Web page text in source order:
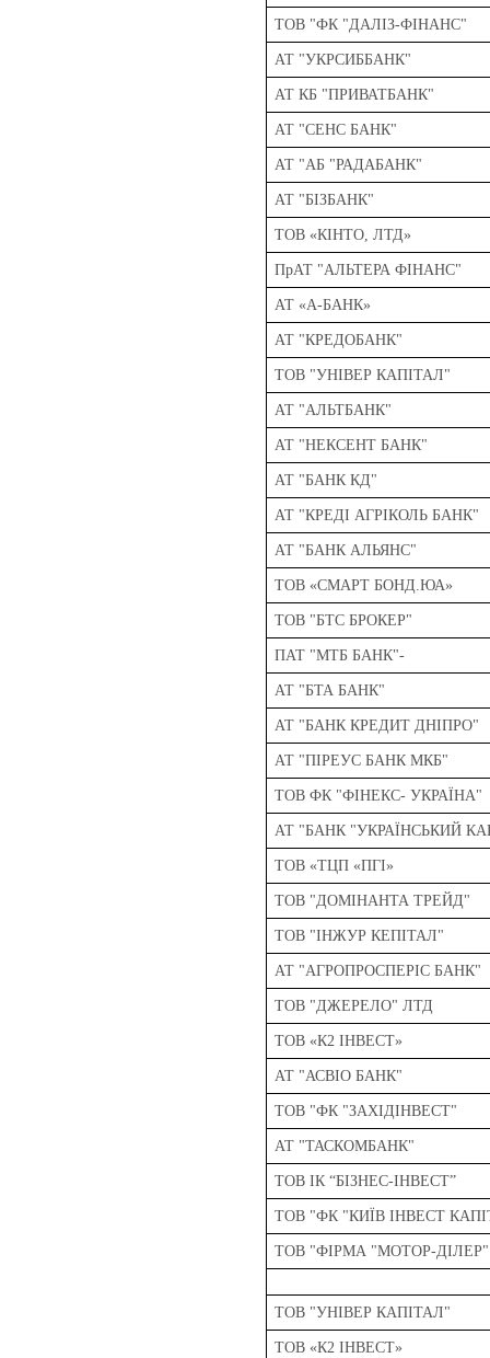
ТОВ "ФК "ДАЛІЗ-ФІНАНС"
АТ "УКРСИББАНК"
АТ КБ "ПРИВАТБАНК"
АТ "СЕНС БАНК"
АТ "АБ "РАДАБАНК"
АТ "БІЗБАНК"
ТОВ «КІНТО, ЛТД»
ПрАТ "АЛЬТЕРА ФІНАНС"
АТ «А-БАНК»
АТ "КРЕДОБАНК"
ТОВ "УНІВЕР КАПІТАЛ"
АТ "АЛЬТБАНК"
АТ "НЕКСЕНТ БАНК"
АТ "БАНК КД"
АТ "КРЕДІ АГРІКОЛЬ БАНК"
АТ "БАНК АЛЬЯНС"
ТОВ «СМАРТ БОНД.ЮА»
ТОВ "БТС БРОКЕР"
ПАТ "МТБ БАНК"-
АТ "БТА БАНК"
АТ "БАНК КРЕДИТ ДНІПРО"
АТ "ПІРЕУС БАНК МКБ"
ТОВ ФК "ФІНЕКС- УКРАЇНА"
АТ "БАНК "УКРАЇНСЬКИЙ
ТОВ «ТЦП «ПГІ»
ТОВ "ДОМІНАНТА ТРЕЙД"
ТОВ "ІНЖУР КЕПІТАЛ"
АТ "АГРОПРОСПЕРІС БАНК"
ТОВ "ДЖЕРЕЛО" ЛТД
ТОВ «К2 ІНВЕСТ»
АТ "АСВІО БАНК"
ТОВ "ФК "ЗАХІДІНВЕСТ"
АТ "ТАСКОМБАНК"
ТОВ ІК “БІЗНЕС-ІНВЕСТ”
ТОВ "ФК "КИЇВ ІНВЕСТ
ТОВ "ФІРМА "МОТОР-ДІЛЕР"
ТОВ "УНІВЕР КАПІТАЛ"
ТОВ «К2 ІНВЕСТ»